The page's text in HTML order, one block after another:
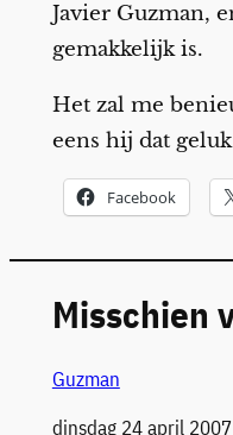
Javier Guzman,
gemakkelijk is.
Het zal me
eens hij dat
Facebook
Misschien
Guzman
Datum
dinsdag 24 april 2007